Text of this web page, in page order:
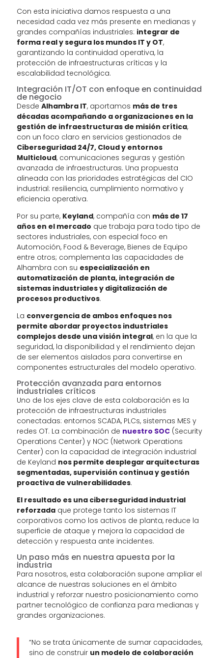
Con esta iniciativa damos respuesta a una
necesidad cada vez más presente en medianas y
grandes compañías industriales: integrar de
forma real y segura los mundos IT y OT,
garantizando la continuidad operativa, la
protección de infraestructuras críticas y la
escalabilidad tecnológica.
Integración IT/OT con enfoque en continuidad
de negocio
Desde Alhambra IT, aportamos más de tres
décadas acompañando a organizaciones en la
gestión de infraestructuras de misión crítica,
con un foco claro en servicios gestionados de
Ciberseguridad 24/7, Cloud y entornos
Multicloud, comunicaciones seguras y gestión
avanzada de infraestructuras. Una propuesta
alineada con las prioridades estratégicas del CIO
industrial: resiliencia, cumplimiento normativo y
eficiencia operativa.
Por su parte, Keyland, compañía con más de 17
años en el mercado que trabaja para todo tipo de
sectores industriales, con especial foco en
Automoción, Food & Beverage, Bienes de Equipo
entre otros; complementa las capacidades de
Alhambra con su especialización en
automatización de planta, integración de
sistemas industriales y digitalización de
procesos productivos.
La convergencia de ambos enfoques nos
permite abordar proyectos industriales
complejos desde una visión integral, en la que la
seguridad, la disponibilidad y el rendimiento dejan
de ser elementos aislados para convertirse en
componentes estructurales del modelo operativo.
Protección avanzada para entornos
industriales críticos
Uno de los ejes clave de esta colaboración es la
protección de infraestructuras industriales
conectadas: entornos SCADA, PLCs, sistemas MES y
redes OT. La combinación de nuestro SOC(Security
Operations Center) y NOC (Network Operations
Center) con la capacidad de integración industrial
de Keyland nos permite desplegar arquitecturas
segmentadas, supervisión continua y gestión
proactiva de vulnerabilidades.
El resultado es una ciberseguridad industrial
reforzadaque protege tanto los sistemas IT
corporativos como los activos de planta, reduce la
superficie de ataque y mejora la capacidad de
detección y respuesta ante incidentes.
Un paso más en nuestra apuesta por la
industria
Para nosotros, esta colaboración supone ampliar el
alcance de nuestras soluciones en el ámbito
industrial y reforzar nuestro posicionamiento como
partner tecnológico de confianza para medianas y
grandes organizaciones.
“No se trata únicamente de sumar capacidades,
sino de construir un modelo de colaboración